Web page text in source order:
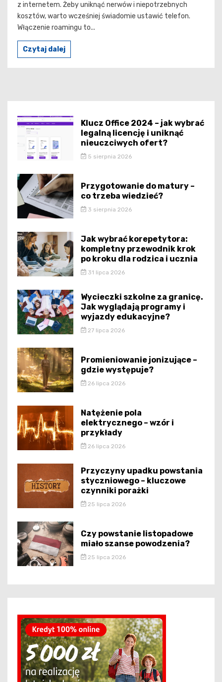
z internetem. Żeby uniknąć nerwów i niepotrzebnych
kosztów, warto wcześniej świadomie ustawić telefon.
Włączenie roamingu to...
Czytaj dalej
Klucz Office 2024 – jak wybrać
legalną licencję i uniknąć
nieuczciwych ofert?
5 sierpnia 2026
Przygotowanie do matury –
co trzeba wiedzieć?
3 sierpnia 2026
Jak wybrać korepetytora:
kompletny przewodnik krok
po kroku dla rodzica i ucznia
31 lipca 2026
Wycieczki szkolne za granicę.
Jak wyglądają programy i
wyjazdy edukacyjne?
27 lipca 2026
Promieniowanie jonizujące –
gdzie występuje?
26 lipca 2026
Natężenie pola
elektrycznego – wzór i
przykłady
26 lipca 2026
Przyczyny upadku powstania
styczniowego – kluczowe
czynniki porażki
25 lipca 2026
Czy powstanie listopadowe
miało szanse powodzenia?
25 lipca 2026